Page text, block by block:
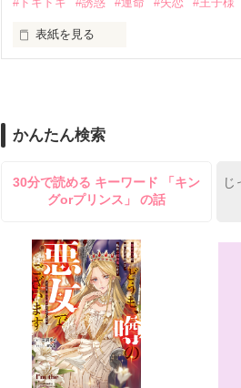
☆Hwanhee-Mさま、usamoさま、
   とのさまさま、Sana197さま、
  どうもありがとうございました❤️
表紙を見る
こちらは修正前のものになっています
【ダイヤの恋人 〜王子様系オトナ男
― 極上ピュアラブ ―
婚約していた彼から、
ある日突然告げられた別れ。
『その指輪も返してくれ』
かんたん検索
30分で読める キーワード 「キン
グorプリンス」 の話
じ